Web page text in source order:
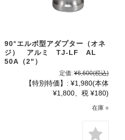
90°エルボ型アダプター（オネ
ジ） アルミ TJ-LF AL
50A（2"）
定価: ¥6,600(税込)
【特別特価】: ¥1,980(本体
¥1,800、税 ¥180)
在庫 ○